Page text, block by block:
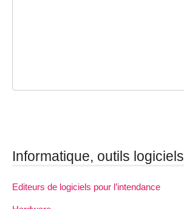
Informatique, outils logiciels
Editeurs de logiciels pour l’intendance